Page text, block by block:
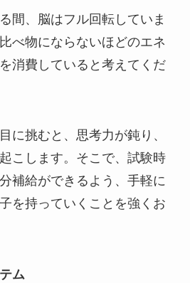
間、脳はフル回転していま
べ物にならないほどのエネ
消費していると考えてくだ
に挑むと、思考力が鈍り、
こします。そこで、試験時
補給ができるよう、手軽に
を持っていくことを強くお
ム